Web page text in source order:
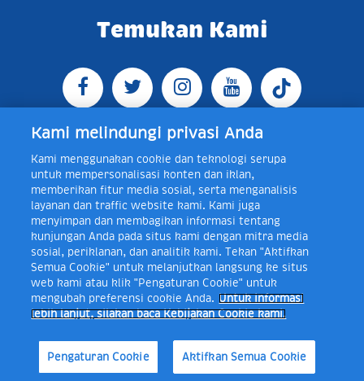
Temukan Kami
Jl. Raya Bogor KM 5, Pasar Rebo, Jakarta Timur,
Indonesia 13760
Telp +62 21 8410945 | PO BOX
4074 Jakarta 13760 Indonesia
Toll Free Layanan Peduli Frisian Flag 0-80018-21-406;
Senin - Jumat, 08:00 - 16:30 WIB, E-mail:
layanan.peduli@frieslandcampina.com
Frisian Flag Indonesia is a subsidiary of Royal FrieslandCampina N.V.
Kebijakan Privasi
Kami melindungi privasi Anda
Kami menggunakan cookie dan teknologi serupa
untuk mempersonalisasi konten dan iklan,
memberikan fitur media sosial, serta menganalisis
layanan dan traffic website kami. Kami juga
menyimpan dan membagikan informasi tentang
kunjungan Anda pada situs kami dengan mitra media
sosial, periklanan, dan analitik kami. Tekan "Aktifkan
Semua Cookie" untuk melanjutkan langsung ke situs
web kami atau klik "Pengaturan Cookie" untuk
mengubah preferensi cookie Anda.
Untuk informasi
lebih lanjut, silakan baca Kebijakan Cookie kami.
Pengaturan Cookie Aktifkan Semua Cookie